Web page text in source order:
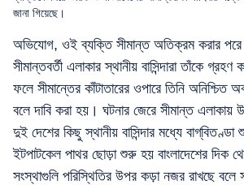
জানা গিয়েছে।
অভিযোগ, ওই ব্যক্তি সীমান্ত অতিক্রম করার পরে
সীমান্তবর্তী এলাকার স্থানীয় বাসিন্দারা তাঁকে
ফলে সীমান্তের কাঁটাতারের ওপারে তিনি
বলে দাবি করা হয়। ঘটনার জেরে সীমান্ত
দুই দেশের কিছু স্থানীয় বাসিন্দার মধ্যে
ইটপাটকেল পাথর ছোড়া শুরু হয় বাংলাদেশের দিক
সংস্থাগুলি পরিস্থিতির উপর কড়া নজর রাখছে